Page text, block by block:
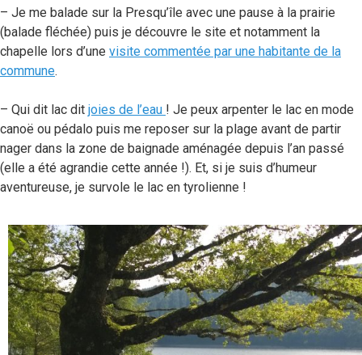
– Je me balade sur la Presqu’île avec une pause à la prairie
(balade fléchée) puis je découvre le site et notamment la
chapelle lors d’une visite commentée par une habitante de la
commune.
– Qui dit lac dit joies de l’eau ! Je peux arpenter le lac en mode
canoë ou pédalo puis me reposer sur la plage avant de partir
nager dans la zone de baignade aménagée depuis l’an passé
(elle a été agrandie cette année !). Et, si je suis d’humeur
aventureuse, je survole le lac en tyrolienne !